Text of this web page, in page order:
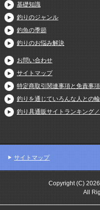
基礎知識
釣りのジャンル
釣魚の季節
釣りのお悩み解決
お問い合わせ
サイトマップ
特定商取引関連事項と免責事項
釣りを通じていろんな人との
釣り具通販サイトランキング
サイトマップ
Copyright (C)
All